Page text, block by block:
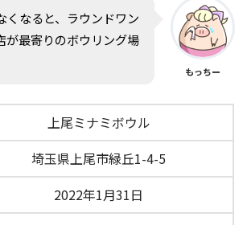
くなると、ラウンドワン
が最寄りのボウリング場
もっちー
上尾ミナミボウル
埼玉県上尾市緑丘1-4-5
2022年1月31日